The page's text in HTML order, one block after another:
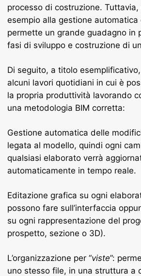
processo di costruzione. Tuttavia,
esempio alla gestione
permette un grande guadagno in
fasi di sviluppo e costruzione di
Di seguito, a titolo
alcuni lavori quotidiani in cui è
la propria produttività lavorando
una metodologia BIM corretta:
Gestione automatica delle
legata al modello, quindi ogni
qualsiasi elaborato verrà
automaticamente in tempo reale.
Editazione grafica su ogni
possono fare sull’interfaccia
su ogni rappresentazione del
prospetto, sezione o 3D).
L’organizzazione per “viste”:
uno stesso file, in una struttura a